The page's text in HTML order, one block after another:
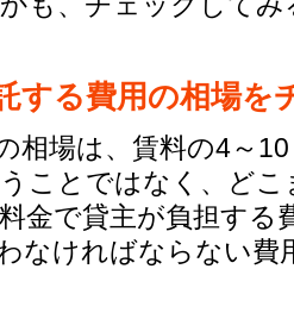
する費用の相場を
相場は、賃料の4～
ことではなく、どこ
金で貸主が負担する
なければならない費